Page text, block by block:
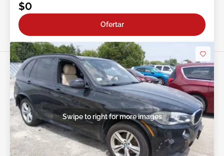
$0
Ofertar
Swipe to right for more images